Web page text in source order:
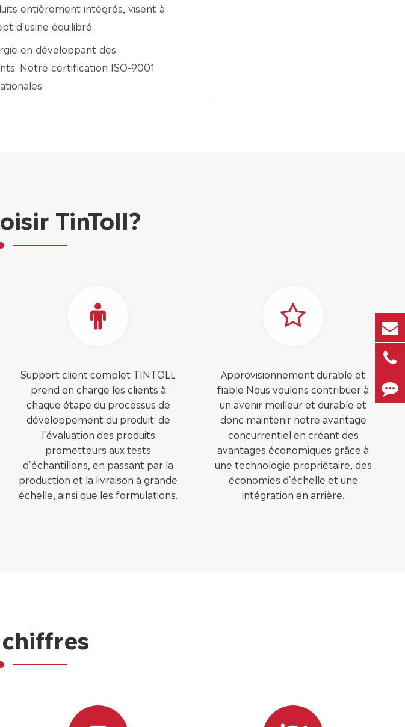
entièrement intégrés, visent à
d'usine équilibré.
en développant des
Notre certification ISO-9001
TinToll?
Support client complet TINTOLL
prend en charge les clients à
chaque étape du processus de
développement du produit: de
l'évaluation des produits
prometteurs aux tests
d'échantillons, en passant par la
production et la livraison à grande
échelle, ainsi que les formulations.
Approvisionnement durable et
fiable Nous voulons contribuer à
un avenir meilleur et durable et
donc maintenir notre avantage
concurrentiel en créant des
avantages économiques grâce à
une technologie propriétaire, des
économies d'échelle et une
intégration en arrière.